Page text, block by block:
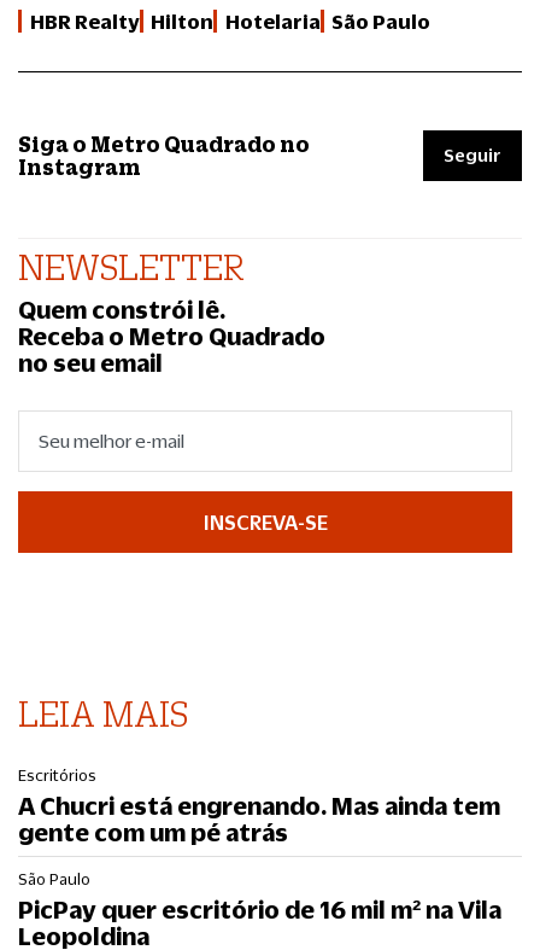
HBR Realty Hilton Hotelaria São Paulo
Siga o Metro Quadrado no
Instagram
Seguir
NEWSLETTER
Quem constrói lê.
Receba o Metro Quadrado
no seu email
INSCREVA-SE
LEIA MAIS
Escritórios
A Chucri está engrenando. Mas ainda tem
gente com um pé atrás
São Paulo
PicPay quer escritório de 16 mil m² na Vila
Leopoldina